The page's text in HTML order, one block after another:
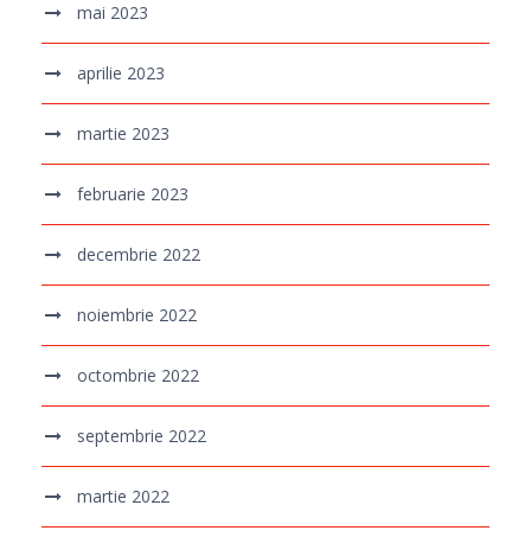
mai 2023
aprilie 2023
martie 2023
februarie 2023
decembrie 2022
noiembrie 2022
octombrie 2022
septembrie 2022
martie 2022